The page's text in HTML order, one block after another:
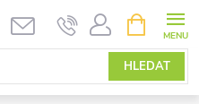
HLEDAT
NÁKUPNÍ
KOŠÍK